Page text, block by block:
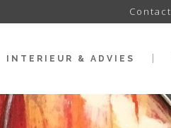
Contact
INTERIEUR & ADVIES